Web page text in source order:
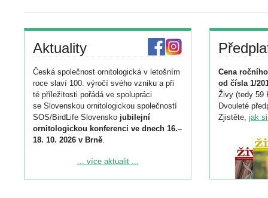
Aktuality
Česká společnost ornitologická v letošním
roce slaví 100. výročí svého vzniku a při
té příležitosti pořádá ve spolupráci
se Slovenskou ornitologickou společností
SOS/BirdLife Slovensko jubilejní
ornitologickou konferenci ve dnech 16.–
18. 10. 2026 v Brně.
Podrobnější informace ke konferenci
... více aktualit ...
Cena
od čísla 1/
Živy (tedy 59
Dvouleté
Zjistěte, jak